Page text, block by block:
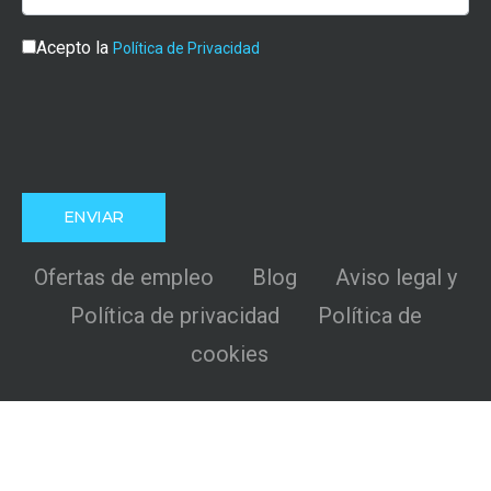
Acepto la Política de Privacidad
Ofertas de empleo Blog
Aviso legal y
Política de privacidad
Política de
cookies